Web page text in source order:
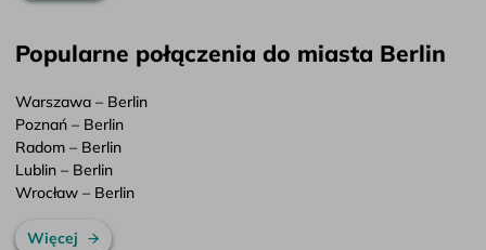
Popularne połączenia do miasta Berlin
Warszawa – Berlin
Poznań – Berlin
Radom – Berlin
Lublin – Berlin
Wrocław – Berlin
Więcej